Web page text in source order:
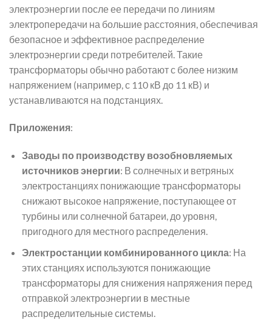
электроэнергии после ее передачи по линиям
электропередачи на большие расстояния, обеспечивая
безопасное и эффективное распределение
электроэнергии среди потребителей. Такие
трансформаторы обычно работают с более низким
напряжением (например, с 110 кВ до 11 кВ) и
устанавливаются на подстанциях.
Приложения:
Заводы по производству возобновляемых
источников энергии: В солнечных и ветряных
электростанциях понижающие трансформаторы
снижают высокое напряжение, поступающее от
турбины или солнечной батареи, до уровня,
пригодного для местного распределения.
Электростанции комбинированного цикла: На
этих станциях используются понижающие
трансформаторы для снижения напряжения перед
отправкой электроэнергии в местные
распределительные системы.